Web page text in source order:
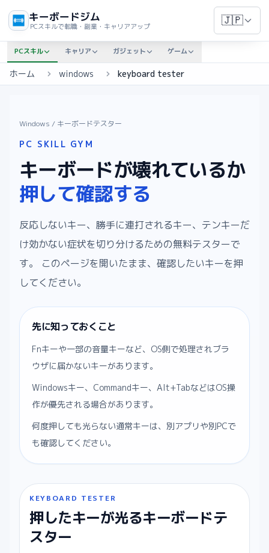
キーボードジム
PCスキルで転職・副業・キャリアアップ 🇯🇵
PCスキル キャリア ガジェット ゲーム
ホーム windows keyboard tester
Windows / キーボードテスター
PC SKILL GYM
キーボードが壊れているか
押して確認する
反応しないキー、勝手に連打されるキー、テンキーだ
け効かない症状を切り分けるための無料テスターで
す。 このページを開いたまま、確認したいキーを押
してください。
先に知っておくこと
Fnキーや一部の音量キーなど、OS側で処理されブラ
ウザに届かないキーがあります。
Windowsキー、Commandキー、Alt+TabなどはOS操
作が優先される場合があります。
何度押しても光らない通常キーは、別アプリや別PCで
も確認してください。
KEYBOARD TESTER
押したキーが光るキーボードテ
スター